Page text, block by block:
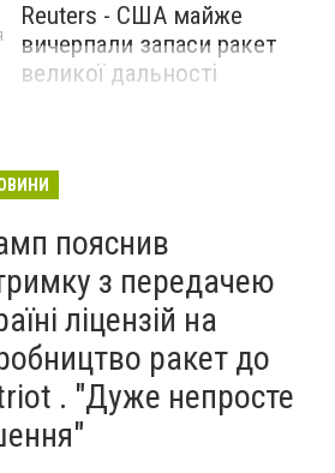
Reuters - США майже
вичерпали запаси ракет
великої дальності
пояснив
з передачею
ліцензій на
ракет до
. "Дуже непросте